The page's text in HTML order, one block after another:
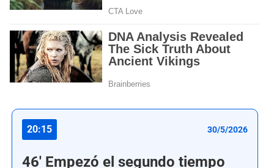
20:15 30/5/2026
46' Empezó el segundo tiempo